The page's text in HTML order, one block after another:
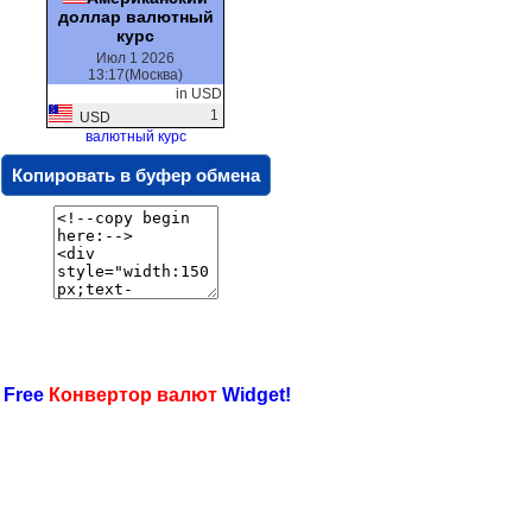
доллар валютный
курс
Июл 1 2026
13:17(Москва)
in USD
USD
1
валютный курс
Копировать в буфер обмена
Конвертор валют Widget!